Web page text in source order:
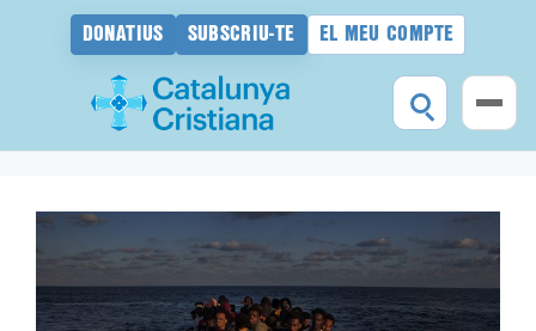
DONATIUS SUBSCRIU-TE EL MEU COMPTE
contingut